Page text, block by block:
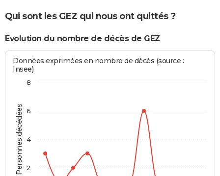
Qui sont les GEZ qui nous ont quittés ?
Evolution du nombre de décès de GEZ
Personnes décédées
Données exprimées en nombre de décès (source :
Insee)
2
4
6
8